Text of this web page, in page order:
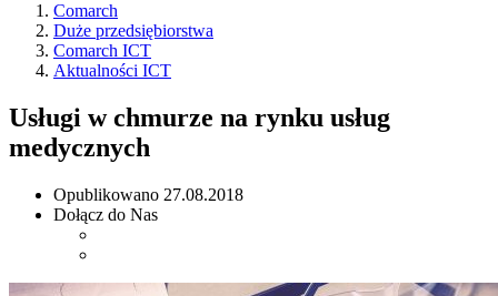
Comarch
Duże przedsiębiorstwa
Comarch ICT
Aktualności ICT
Usługi w chmurze na rynku usług
medycznych
Opublikowano 27.08.2018
Dołącz do Nas